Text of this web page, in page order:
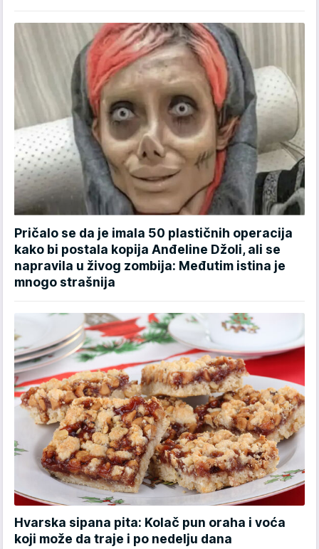
Pričalo se da je imala 50 plastičnih operacija
kako bi postala kopija Anđeline Džoli, ali se
napravila u živog zombija: Međutim istina je
mnogo strašnija
Hvarska sipana pita: Kolač pun oraha i voća
koji može da traje i po nedelju dana